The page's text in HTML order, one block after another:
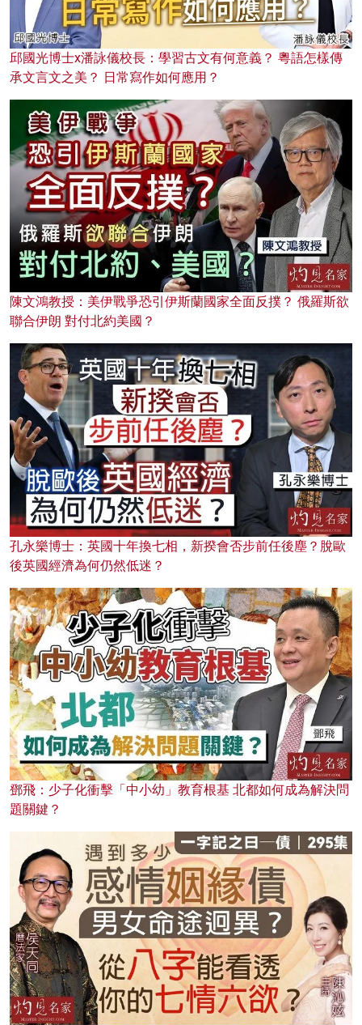
邱國光博士x潘詠儀校長：學習古文有何意義？ 粵語怎樣傳
承文言文之美？ 日常寫作如何應用？
陳文鴻教授：美伊戰爭恐引伊斯蘭國家全面反撲？ 俄羅斯欲
聯合伊朗 對付北約美國？
孔永樂博士：英國十年換七相，新揆會否步前任後塵？脫歐
後英國經濟為何仍然低迷？
鄧飛：少子化衝擊「中小幼」教育根基 北都如何成為解決問
題關鍵？